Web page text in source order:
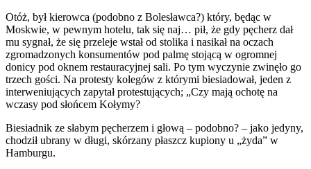
Otóż, był kierowca (podobno z Bolesławca?) który, będąc w
Moskwie, w pewnym hotelu, tak się naj… pił, że gdy pęcherz dał
mu sygnał, że się przeleje wstał od stolika i nasikał na oczach
zgromadzonych konsumentów pod palmę stojącą w ogromnej
donicy pod oknem restauracyjnej sali. Po tym wyczynie zwinęło go
trzech gości. Na protesty kolegów z którymi biesiadował, jeden z
interweniujących zapytał protestujących; „Czy mają ochotę na
wczasy pod słońcem Kołymy?
Biesiadnik ze słabym pęcherzem i głową – podobno? – jako jedyny,
chodził ubrany w długi, skórzany płaszcz kupiony u „żyda” w
Hamburgu.